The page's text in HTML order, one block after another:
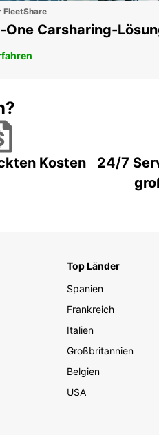
FleetShare
One Carsharing-
Kosten
24/7
Top Länder
Spanien
Frankreich
Italien
Großbritannien
Belgien
USA